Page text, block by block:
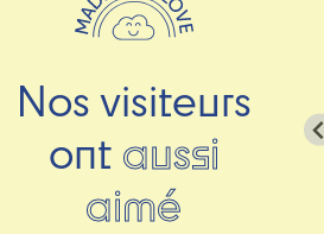
Nos visiteurs
ont aussi
aimé